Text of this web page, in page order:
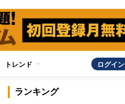
トレンド ログイン
ランキング